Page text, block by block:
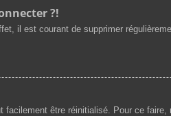
?!
il est courant de supprimer
être réinitialisé. Pour ce